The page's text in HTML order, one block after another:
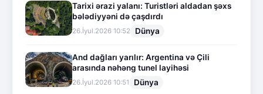
Tarixi ərazi yalanı: Turistləri aldadan şəxs
bələdiyyəni də çaşdırdı
26.İyul.2026 10:52 Dünya
And dağları yarılır: Argentina və Çili
arasında nəhəng tunel layihəsi
26.İyul.2026 10:51 Dünya